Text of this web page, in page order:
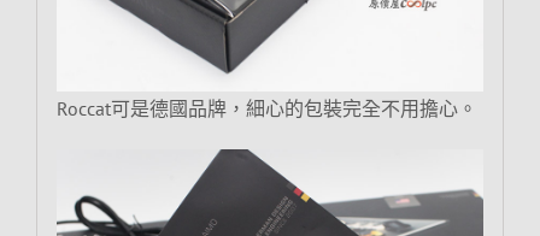
Roccat可是德國品牌，細心的包裝完全不用擔心。